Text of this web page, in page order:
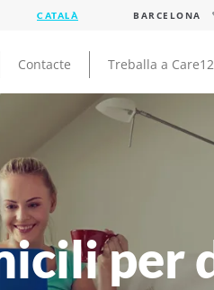
BARCELONA
Contacte Treballa a
per